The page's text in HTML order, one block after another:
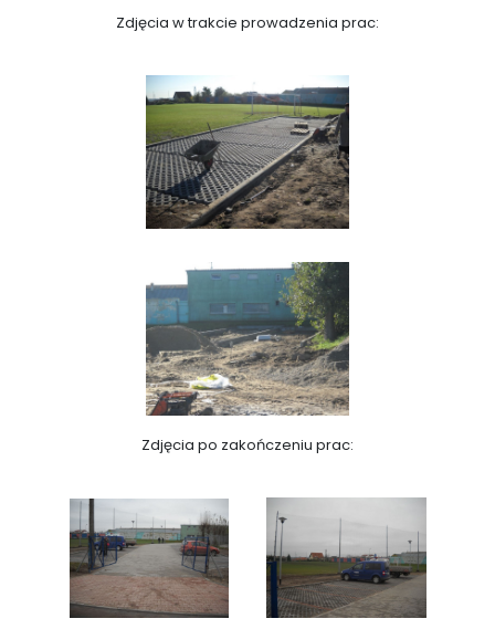
Zdjęcia w trakcie prowadzenia prac:
Zdjęcia po zakończeniu prac: